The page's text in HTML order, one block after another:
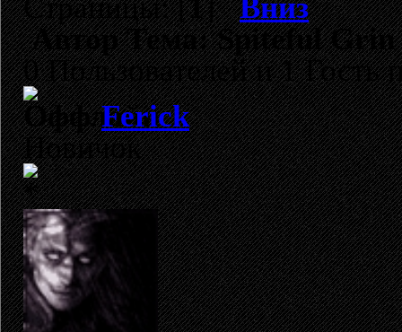
Страницы: [1]Вниз
АвторТема: Spiteful Grin
0 Пользователей и 1 Гость
Ferick
Новичок